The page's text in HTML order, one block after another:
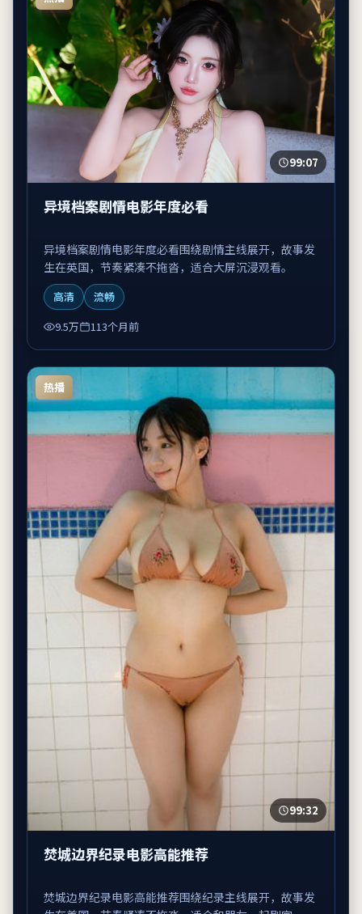
99:07
异境档案剧情电影年度必看
异境档案剧情电影年度必看围绕剧情主线展开，故事发
生在英国，节奏紧凑不拖沓，适合大屏沉浸观看。
高清
流畅
9.5万
113个月前
热播
99:32
焚城边界纪录电影高能推荐
焚城边界纪录电影高能推荐围绕纪录主线展开，故事发